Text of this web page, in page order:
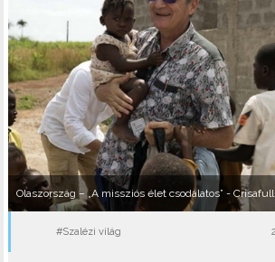
Olaszország – „A missziós élet csodálatos” -
#Szalézi világ